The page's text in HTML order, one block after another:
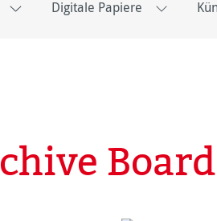
Digitale Papiere
Board